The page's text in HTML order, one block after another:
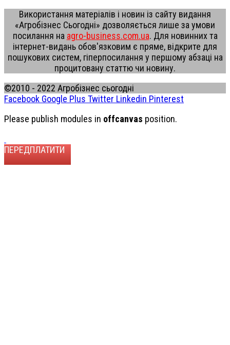
Використання матеріалів і новин із сайту видання
«Агробізнес Сьогодні» дозволяється лише за умови
посилання на agro-business.com.ua. Для новинних та
інтернет-видань обов'язковим є пряме, відкрите для
пошукових систем, гіперпосилання у першому абзаці на
процитовану статтю чи новину.
©2010 - 2022 Агробізнес сьогодні
Facebook Google Plus Twitter Linkedin Pinterest
Please publish modules in offcanvas position.
ПЕРЕДПЛАТИТИ